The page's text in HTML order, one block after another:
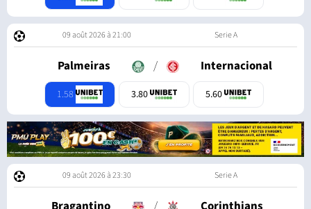
09 août 2026 à 21:00 Serie A
Palmeiras / Internacional
1.58 3.80 5.60
09 août 2026 à 23:30 Serie A